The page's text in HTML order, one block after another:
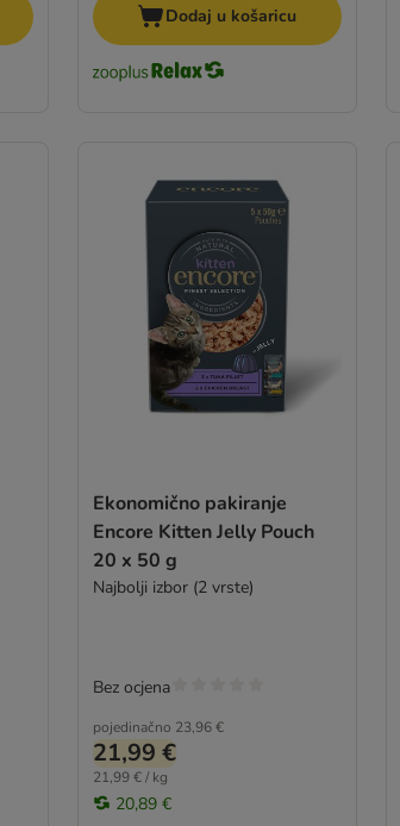
Dodaj u košaricu
Ekonomično pakiranje
Encore Kitten Jelly Pouch
20 x 50 g
Najbolji izbor (2 vrste)
pojedinačno 23,96 €
21,99 €
21,99 € / kg
20,89 €
Bez ocjena